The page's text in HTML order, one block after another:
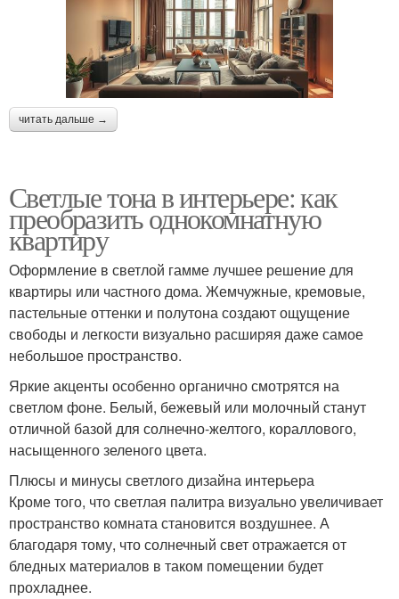
читать дальше →
Светлые тона в интерьере: как
преобразить однокомнатную
квартиру
Оформление в светлой гамме лучшее решение для
квартиры или частного дома. Жемчужные, кремовые,
пастельные оттенки и полутона создают ощущение
свободы и легкости визуально расширяя даже самое
небольшое пространство.
Яркие акценты особенно органично смотрятся на
светлом фоне. Белый, бежевый или молочный станут
отличной базой для солнечно-желтого, кораллового,
насыщенного зеленого цвета.
Плюсы и минусы светлого дизайна интерьера
Кроме того, что светлая палитра визуально увеличивает
пространство комната становится воздушнее. А
благодаря тому, что солнечный свет отражается от
бледных материалов в таком помещении будет
прохладнее.